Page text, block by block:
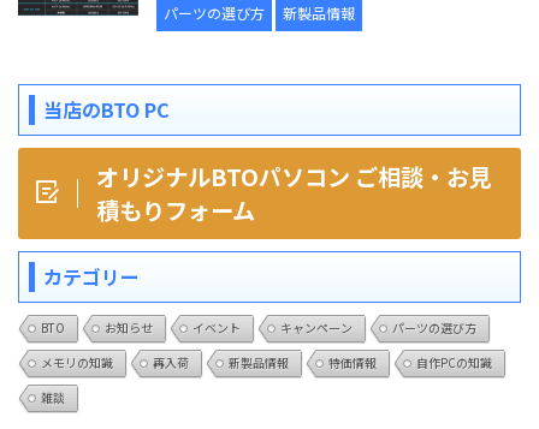
パーツの選び方 新製品情報
当店のBTO PC
オリジナルBTOパソコン ご相談・お見
積もりフォーム
カテゴリー
BTO お知らせ イベント キャンペーン
パーツの選び方
メモリの知識
再入荷 新製品情報 特価情報
自作PCの知識
雑談